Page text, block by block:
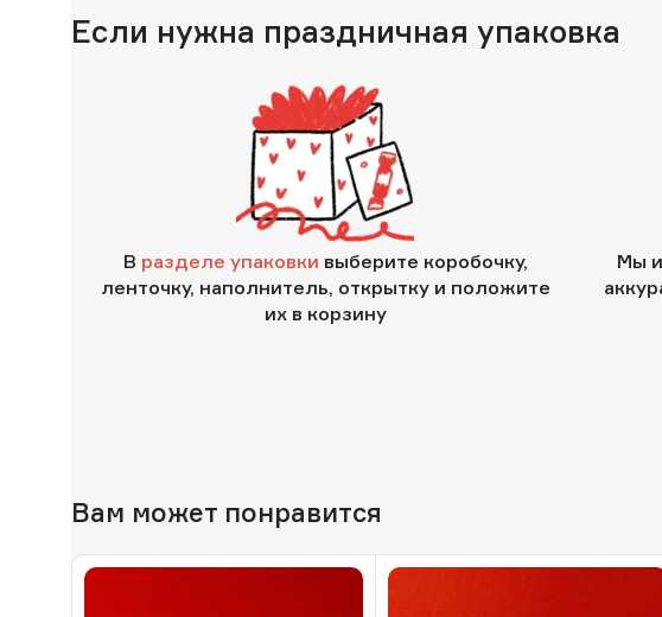
Если нужна праздничная упаковка
В разделе упаковки выберите коробочку,
ленточку, наполнитель, открытку и положите
их в корзину
Мы
Вам может понравится